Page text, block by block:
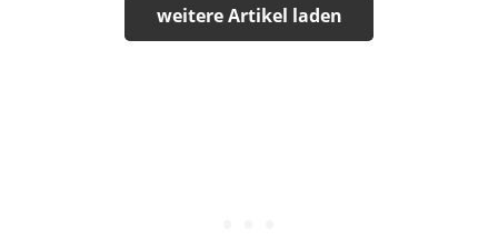
weitere Artikel laden